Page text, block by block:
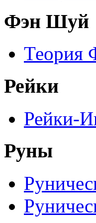
Фэн Шуй
Теория
Рейки
Рейки-
Руны